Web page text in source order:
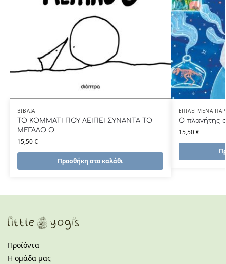
ΒΙΒΛΊΑ
ΤΟ ΚΟΜΜΑΤΙ ΠΟΥ ΛΕΙΠΕΙ ΣΥΝΑΝΤΑ ΤΟ
ΜΕΓΑΛΟ Ο
15,50€
Προσθήκη στο καλάθι
ΕΠΙΛΕΓΜΈΝΑ
Ο πλανήτης
15,50€
Προϊόντα
Η ομάδα μας